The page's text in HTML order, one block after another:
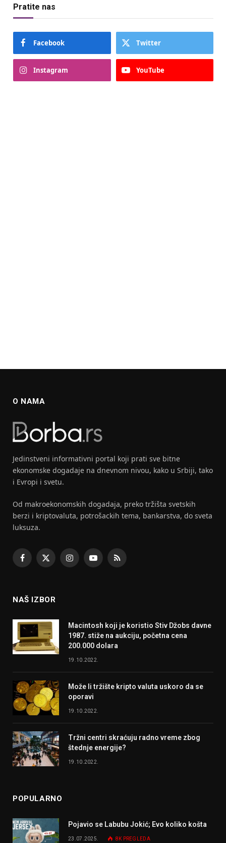
Pratite nas
Facebook Twitter
Instagram YouTube
O NAMA
Jedinstveni informativni portal koji prati sve bitne
ekonomske dogadaje na dnevnom nivou, kako u Srbiji, tako
i Evropi i svetu.
Od makroekonomskih dogadaja, preko tržišta svetskih
berzi i kriptovaluta, potrošackih tema, bankarstva, do sveta
luksuza.
Facebook
X
InstagramYouTubeRSS
NAŠ IZBOR
Macintosh koji je koristio Stiv Džobs davne
1987. stiže na aukciju, početna cena
200.000 dolara
19.10.2022.
Može li tržište kripto valuta uskoro da se
oporavi
19.10.2022.
Tržni centri skraćuju radno vreme zbog
štednje energije?
19.10.2022.
POPULARNO
Pojavio se Labubu Jokić; Evo koliko košta
23.07.2025. 8K PREGLEDA